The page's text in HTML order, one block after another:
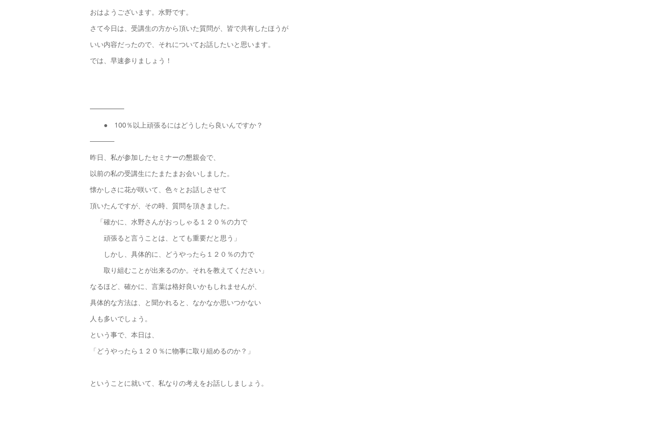
おはようございます。水野です。
さて今日は、受講生の方から頂いた質問が、皆で共有したほうが
いい内容だったので、それについてお話したいと思います。
では、早速参りましょう！
━━━━━
● 100％以上頑張るにはどうしたら良いんですか？
─────
昨日、私が参加したセミナーの懇親会で、
以前の私の受講生にたまたまお会いしました。
懐かしさに花が咲いて、色々とお話しさせて
頂いたんですが、その時、質問を頂きました。
「確かに、水野さんがおっしゃる１２０％の力で
頑張ると言うことは、とても重要だと思う」
しかし、具体的に、どうやったら１２０％の力で
取り組むことが出来るのか。それを教えてください」
なるほど、確かに、言葉は格好良いかもしれませんが、
具体的な方法は、と聞かれると、なかなか思いつかない
人も多いでしょう。
という事で、本日は、
「どうやったら１２０％に物事に取り組めるのか？」
ということに就いて、私なりの考えをお話ししましょう。